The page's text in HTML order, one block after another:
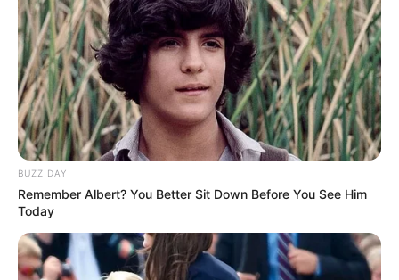
BUZZ DAY
Remember Albert? You Better Sit Down Before You See Him
Today